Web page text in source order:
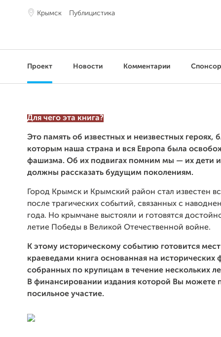
Крымск Публицистика
Проект Новости Комментарии
Для чего эта книга?
Это память об известных и неизвестных героях,
которым наша страна и вся Европа была
фашизма. Об их подвигах помним мы — их дети
должны рассказать будущим поколениям.
Город Крымск и Крымский район стал известен
после трагических событий, связанных с
года. Но крымчане выстояли и готовятся
летие Победы в Великой Отечественной войне.
К этому историческому событию готовится
краеведами книга основанная на исторических
собранных по крупицам в течение нескольких
В финансировании издания которой Вы можете
посильное участие.